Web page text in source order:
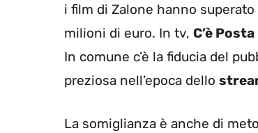
i film di Zalone hanno
milioni di euro. In tv, C’è
In comune c’è la fiducia del
preziosa nell’epoca dello
La somiglianza è anche di